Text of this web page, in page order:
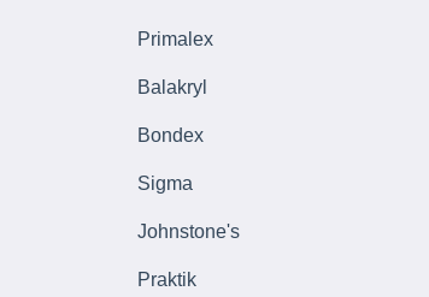
Primalex
Balakryl
Bondex
Sigma
Johnstone's
Praktik